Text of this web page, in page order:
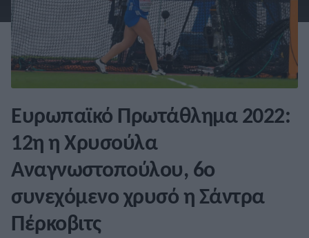
Ευρωπαϊκό Πρωτάθλημα 2022:
12η η Χρυσούλα
Αναγνωστοπούλου, 6ο
συνεχόμενο χρυσό η Σάντρα
Πέρκοβιτς